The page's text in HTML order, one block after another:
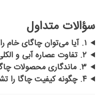
سؤالات متداول
۱. آیا می‌توان چاگای خام را مصرف کرد؟
۲. تفاوت عصاره آبی و الکلی چیست؟
۳. ماندگاری محصولات چاگا چقدر است؟
۴. چگونه کیفیت چاگا را تشخیص دهیم؟